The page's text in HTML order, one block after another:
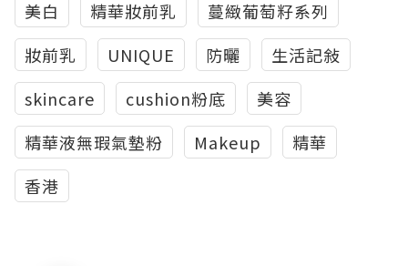
美白
精華妝前乳
蔓緻葡萄籽系列
妝前乳
UNIQUE 防曬
生活記敍
skincare
cushion粉底
美容
精華液無瑕氣墊粉
Makeup
精華
香港